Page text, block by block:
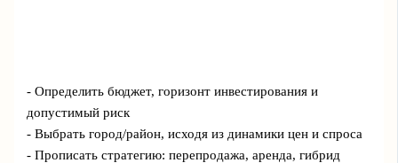
- Определить бюджет, горизонт инвестирования и
допустимый риск
- Выбрать город/район, исходя из динамики цен и спроса
- Прописать стратегию: перепродажа, аренда, гибрид